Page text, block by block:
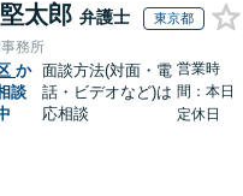
太郎 弁護士 東京都
務所
か
談
面談方法(対面・電
話・ビデオなど)は
応相談
営業時
間：本日
定休日